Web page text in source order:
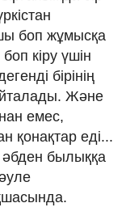
боп жұмысқа
кіру үшін
бірінің
Және
емес,
қонақтар еді...
былыққа